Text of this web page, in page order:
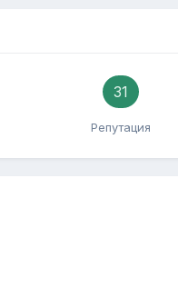
31
Репутация